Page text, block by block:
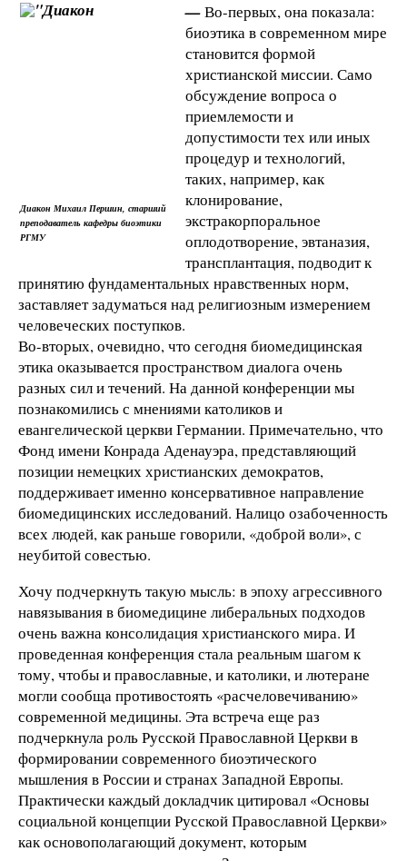
Диакон Михаил Першин, старший
преподаватель кафедры биоэтики
РГМУ
—Во-первых, она показала:
биоэтика в современном мире
становится формой
христианской миссии. Само
обсуждение вопроса о
приемлемости и
допустимости тех или иных
процедур и технологий,
таких, например, как
клонирование,
экстракорпоральное
оплодотворение, эвтаназия,
трансплантация, подводит к
принятию фундаментальных нравственных норм,
заставляет задуматься над религиозным измерением
человеческих поступков.
Во-вторых, очевидно, что сегодня биомедицинская
этика оказывается пространством диалога очень
разных сил и течений. На данной конференции мы
познакомились с мнениями католиков и
евангелической церкви Германии. Примечательно, что
Фонд имени Конрада Аденауэра, представляющий
позиции немецких христианских демократов,
поддерживает именно консервативное направление
биомедицинских исследований. Налицо озабоченность
всех людей, как раньше говорили, «доброй воли», с
неубитой совестью.
Хочу подчеркнуть такую мысль: в эпоху агрессивного
навязывания в биомедицине либеральных подходов
очень важна консолидация христианского мира. И
проведенная конференция стала реальным шагом к
тому, чтобы и православные, и католики, и лютеране
могли сообща противостоять «расчеловечиванию»
современной медицины. Эта встреча еще раз
подчеркнула роль Русской Православной Церкви в
формировании современного биоэтического
мышления в России и странах Западной Европы.
Практически каждый докладчик цитировал «Основы
социальной концепции Русской Православной Церкви»
как основополагающий документ, которым